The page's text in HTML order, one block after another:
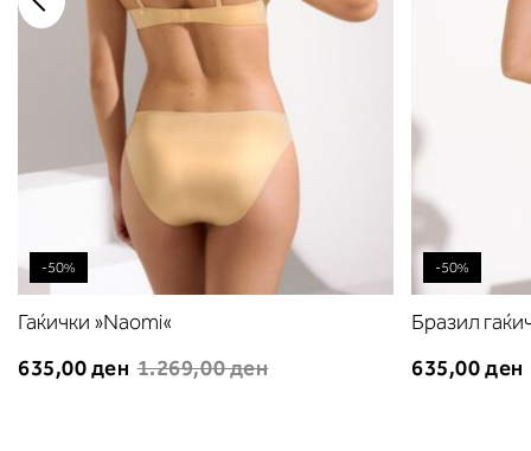
-50%
Гаќички »Naomi«
635,00 ден 1.269,00 ден
-50%
Бразил
635,00 ден